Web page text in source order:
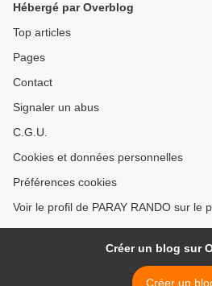
Hébergé par Overblog
Top articles
Pages
Contact
Signaler un abus
C.G.U.
Cookies et données personnelles
Préférences cookies
Voir le profil de PARAY RANDO sur le
Créer un blog sur
Créer un